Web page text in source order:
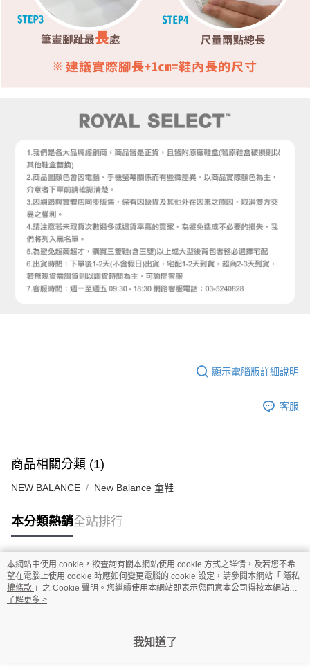
顯示電腦版詳細說明
客服
商品相關分類 (1)
NEW BALANCE New Balance 童鞋
本分類熱銷全站排行
熱門標籤
本網站中使用 cookie，欲查詢有關本網站使用 cookie 方式之詳情，及若您不希
望在電腦上使用 cookie 時應如何變更電腦的 cookie 設定，請參閱本網站「 隱私
權條款 」之 Cookie 聲明。您繼續使用本網站即表示您同意本公司得按本網站使
用條款之 Cookie 聲明使用 cookie。
了解更多 >
我知道了